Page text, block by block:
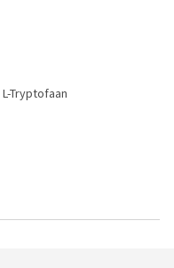
L-Tryptofaan